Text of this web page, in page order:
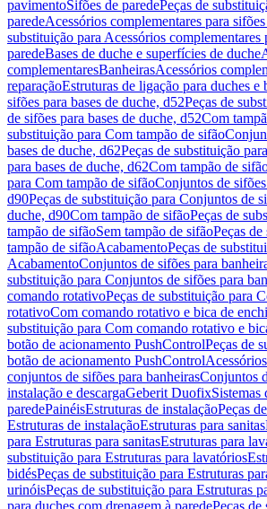
pavimentoSifões de paredePeças de
paredeAcessórios complementares para
substituição para Acessórios complementares
paredeBases de duche e superfícies de duche
complementaresBanheirasAcessórios
reparaçãoEstruturas de ligação para duches e
sifões para bases de duche, d52Peças de
de sifões para bases de duche, d52Com
substituição para Com tampão de sifão
bases de duche, d62Peças de substituição
para bases de duche, d62Com tampão de
para Com tampão de sifãoConjuntos de
d90Peças de substituição para Conjuntos de
duche, d90Com tampão de sifãoPeças de
tampão de sifãoSem tampão de sifãoPeças
tampão de sifãoAcabamentoPeças de
AcabamentoConjuntos de sifões para
substituição para Conjuntos de sifões para
comando rotativoPeças de substituição para
rotativoCom comando rotativo e bica de
substituição para Com comando rotativo e
botão de acionamento PushControlPeças de
botão de acionamento PushControl
conjuntos de sifões para banheirasConjuntos
instalação e descargaGeberit DuofixSistemas
paredePainéisEstruturas de instalaçãoPeças
Estruturas de instalaçãoEstruturas para sanitas
para Estruturas para sanitasEstruturas para
substituição para Estruturas para lavatórios
bidésPeças de substituição para Estruturas
urinóisPeças de substituição para Estruturas
para duches com drenagem à paredePeças de